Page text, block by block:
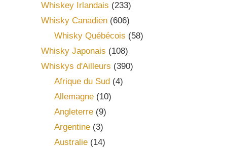
Whiskey Irlandais (233)
Whisky Canadien (606)
Whisky Québécois (58)
Whisky Japonais (108)
Whiskys d'Ailleurs (390)
Afrique du Sud (4)
Allemagne(10)
Angleterre(9)
Argentine(3)
Australie(14)